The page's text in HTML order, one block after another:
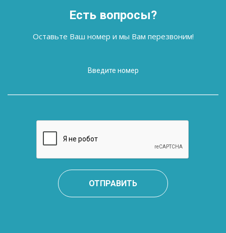
Есть вопросы?
Оставьте Ваш номер и мы Вам перезвоним!
ОТПРАВИТЬ